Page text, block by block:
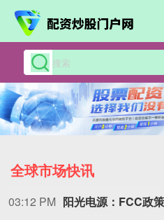
全球市场快讯
03:12 PM